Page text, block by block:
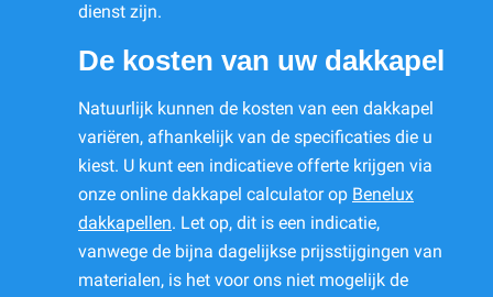
dienst zijn.
De kosten van uw dakkapel
Natuurlijk kunnen de kosten van een dakkapel
variëren, afhankelijk van de specificaties die u
kiest. U kunt een indicatieve offerte krijgen via
onze online dakkapel calculator op Benelux
dakkapellen. Let op, dit is een indicatie,
vanwege de bijna dagelijkse prijsstijgingen van
materialen, is het voor ons niet mogelijk de